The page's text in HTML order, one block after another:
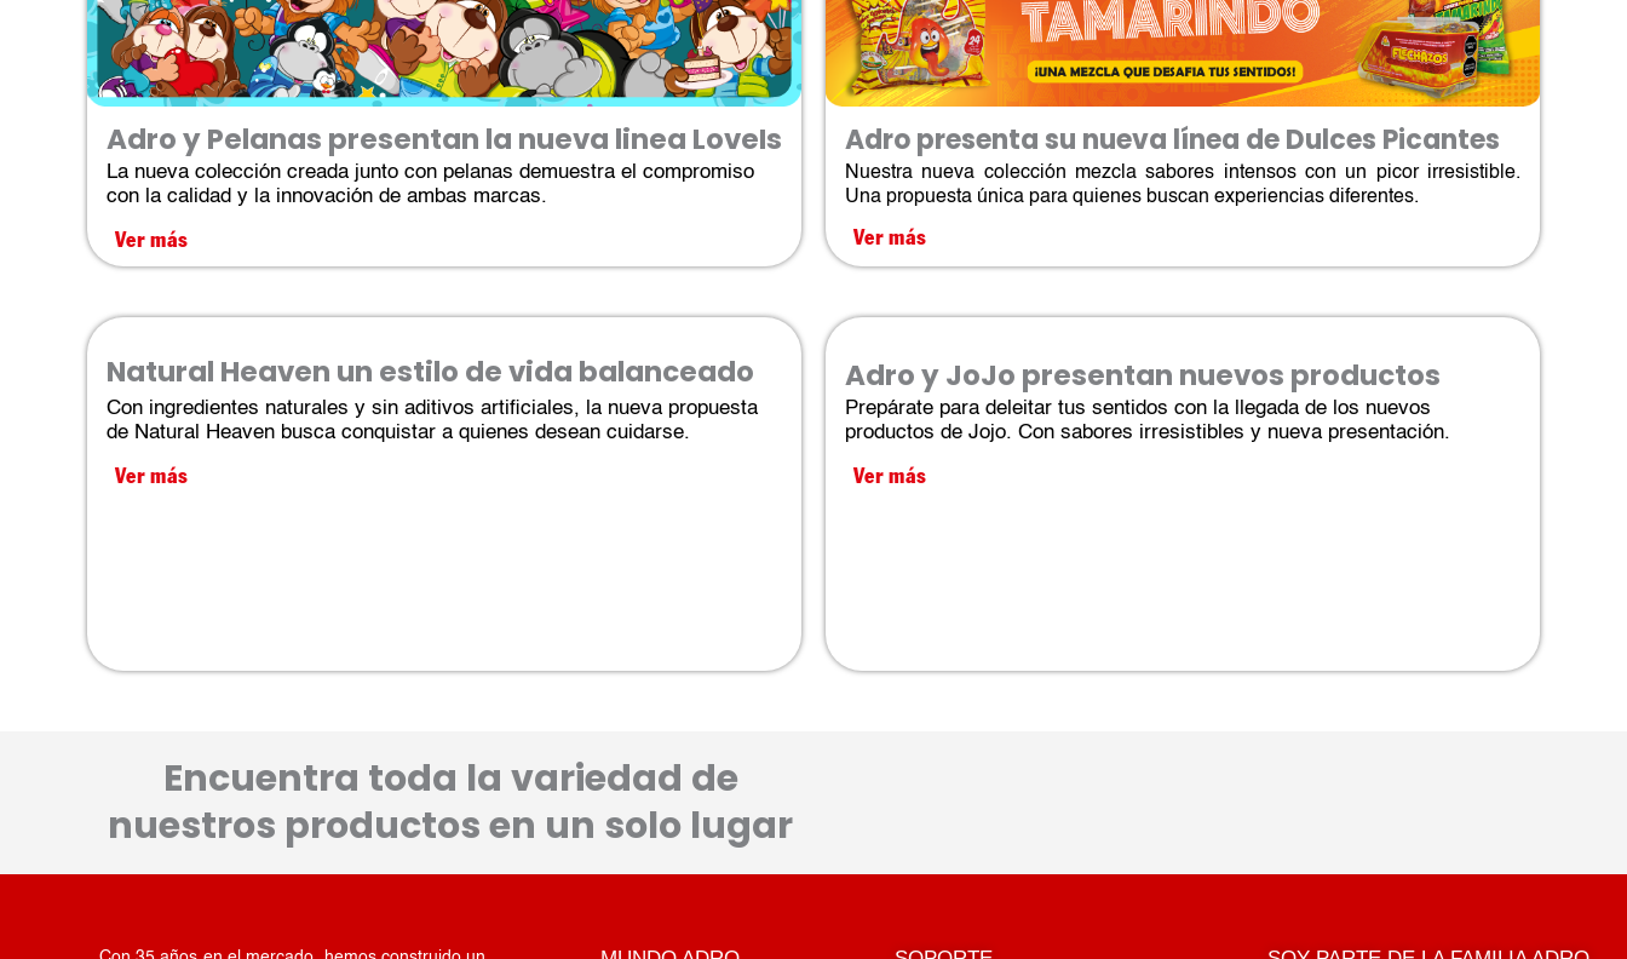
Adro y Pelanas presentan la nueva linea LoveIs
La nueva colección creada junto con pelanas demuestra el compromiso
con la calidad y la innovación de ambas marcas.​
Ver más
Adro presenta su nueva línea de Dulces Picantes
Nuestra nueva colección mezcla sabores intensos con un picor irresistible.
Una propuesta única para quienes buscan experiencias diferentes.​
Ver más
Natural Heaven un estilo de vida balanceado
Con ingredientes naturales y sin aditivos artificiales, la nueva propuesta
de Natural Heaven busca conquistar a quienes desean cuidarse.
Ver más
Adro y JoJo presentan nuevos productos
Prepárate para deleitar tus sentidos con la llegada de los nuevos
productos de Jojo. Con sabores irresistibles y nueva presentación.
Ver más
Encuentra toda la variedad de
nuestros productos en un solo lugar